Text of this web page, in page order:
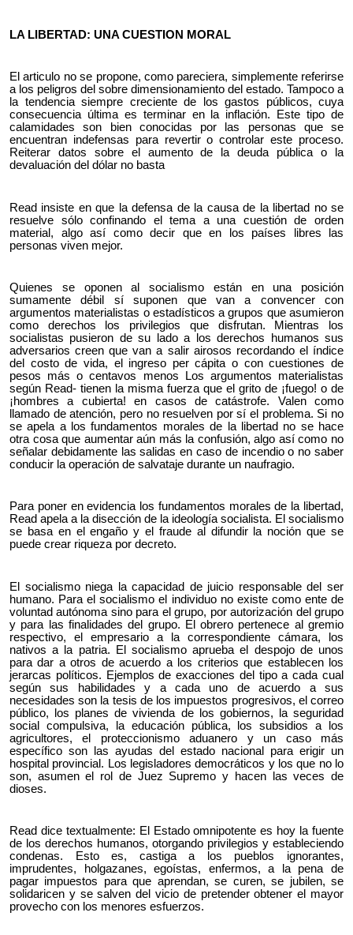
LA LIBERTAD: UNA CUESTION MORAL
El articulo no se propone, como pareciera, simplemente referirse
a los peligros del sobre dimensionamiento del estado. Tampoco a
la tendencia siempre creciente de los gastos públicos, cuya
consecuencia última es terminar en la inflación. Este tipo de
calamidades son bien conocidas por las personas que se
encuentran indefensas para revertir o controlar este proceso.
Reiterar datos sobre el aumento de la deuda pública o la
devaluación del dólar no basta
Read insiste en que la defensa de la causa de la libertad no se
resuelve sólo confinando el tema a una cuestión de orden
material, algo así como decir que en los países libres las
personas viven mejor.
Quienes se oponen al socialismo están en una posición
sumamente débil sí suponen que van a convencer con
argumentos materialistas o estadísticos a grupos que asumieron
como derechos los privilegios que disfrutan. Mientras los
socialistas pusieron de su lado a los derechos humanos sus
adversarios creen que van a salir airosos recordando el índice
del costo de vida, el ingreso per cápita o con cuestiones de
pesos más o centavos menos Los argumentos materialistas
según Read- tienen la misma fuerza que el grito de ¡fuego! o de
¡hombres a cubierta! en casos de catástrofe. Valen como
llamado de atención, pero no resuelven por sí el problema. Si no
se apela a los fundamentos morales de la libertad no se hace
otra cosa que aumentar aún más la confusión, algo así como no
señalar debidamente las salidas en caso de incendio o no saber
conducir la operación de salvataje durante un naufragio.
Para poner en evidencia los fundamentos morales de la libertad,
Read apela a la disección de la ideología socialista. El socialismo
se basa en el engaño y el fraude al difundir la noción que se
puede crear riqueza por decreto.
El socialismo niega la capacidad de juicio responsable del ser
humano. Para el socialismo el individuo no existe como ente de
voluntad autónoma sino para el grupo, por autorización del grupo
y para las finalidades del grupo. El obrero pertenece al gremio
respectivo, el empresario a la correspondiente cámara, los
nativos a la patria. El socialismo aprueba el despojo de unos
para dar a otros de acuerdo a los criterios que establecen los
jerarcas políticos. Ejemplos de exacciones del tipo a cada cual
según sus habilidades y a cada uno de acuerdo a sus
necesidades son la tesis de los impuestos progresivos, el correo
público, los planes de vivienda de los gobiernos, la seguridad
social compulsiva, la educación pública, los subsidios a los
agricultores, el proteccionismo aduanero y un caso más
específico son las ayudas del estado nacional para erigir un
hospital provincial. Los legisladores democráticos y los que no lo
son, asumen el rol de Juez Supremo y hacen las veces de
dioses.
Read dice textualmente: El Estado omnipotente es hoy la fuente
de los derechos humanos, otorgando privilegios y estableciendo
condenas. Esto es, castiga a los pueblos ignorantes,
imprudentes, holgazanes, egoístas, enfermos, a la pena de
pagar impuestos para que aprendan, se curen, se jubilen, se
solidaricen y se salven del vicio de pretender obtener el mayor
provecho con los menores esfuerzos.